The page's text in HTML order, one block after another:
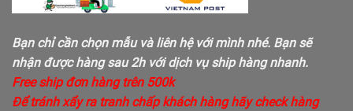
Bạn chỉ cần chọn mẫu và liên hệ với mình nhé. Bạn sẽ
nhận được hàng sau 2h với dịch vụ ship hàng nhanh.
Free ship đơn hàng trên 500k
Để tránh xẩy ra tranh chấp khách hàng hãy check hàng